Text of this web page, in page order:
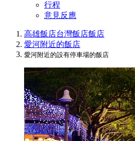
行程
意見反應
高雄飯店台灣飯店飯店
愛河附近的飯店
愛河附近的設有停車場的飯店